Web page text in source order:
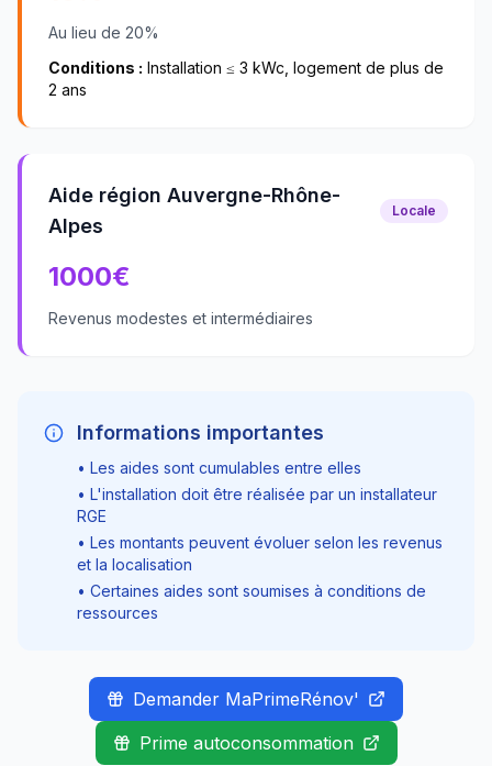
Au lieu de 20%
Conditions : Installation ≤ 3 kWc, logement de plus de
2 ans
Aide région Auvergne-Rhône-
Alpes
Locale
1000€
Revenus modestes et intermédiaires
Informations importantes
• Les aides sont cumulables entre elles
• L'installation doit être réalisée par un installateur
RGE
• Les montants peuvent évoluer selon les revenus
et la localisation
• Certaines aides sont soumises à conditions de
ressources
Demander MaPrimeRénov'
Prime autoconsommation